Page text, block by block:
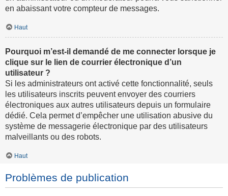
en abaissant votre compteur de messages.
Haut
Pourquoi m’est-il demandé de me connecter lorsque je
clique sur le lien de courrier électronique d’un
utilisateur ?
Si les administrateurs ont activé cette fonctionnalité, seuls
les utilisateurs inscrits peuvent envoyer des courriers
électroniques aux autres utilisateurs depuis un formulaire
dédié. Cela permet d’empêcher une utilisation abusive du
système de messagerie électronique par des utilisateurs
malveillants ou des robots.
Haut
Problèmes de publication